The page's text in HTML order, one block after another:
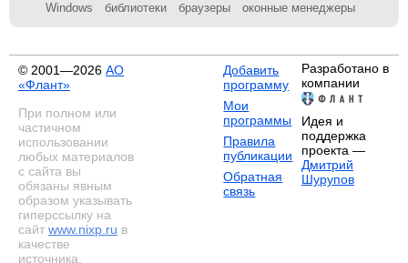
Windows
библиотеки браузеры оконные менеджеры
© 2001—2026 АО
«Флант»
При полном или
частичном
использовании
любых материалов
с сайта вы
обязаны явным
образом указывать
гиперссылку на
сайт www.nixp.ru в
качестве
источника.
Добавить
программу
Мои
программы
Правила
публикации
Обратная
связь
Разработано в
компании
Идея и
поддержка
проекта —
Дмитрий
Шурупов